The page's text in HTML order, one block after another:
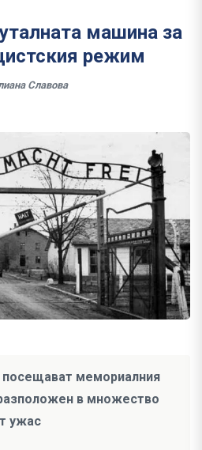
машина за
режим
Славова
посещават мемориалния
в множество
ужас